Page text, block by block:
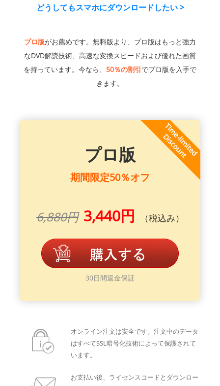
どうしてもスマホにダウンロードしたい >
プロ版がお薦めです。無料版より、プロ版はもっと強力
なDVD解読技術、高速な変換スピードおよび優れた画質
を持っています。今なら、 50％の割引でプロ版を入手で
きます。
プロ版
期間限定50％オフ
6,880円 3,440円 （税込み）
30日間返金保証
オンライン注文は安全です。注文中のデータ
はすべてSSL暗号化技術によって保護されて
います。
お支払い後、ライセンスコードとダウンロー